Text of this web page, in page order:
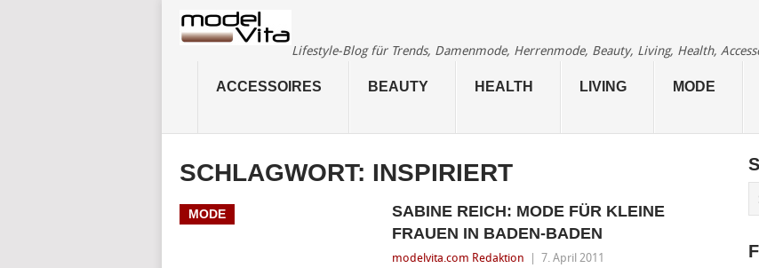
Lifestyle-Blog für Trends, Damenmode, Herrenmode, Beauty, Living, Health,
ACCESSOIRES BEAUTY HEALTH LIVING MODE
SCHLAGWORT: INSPIRIERT
MODE
SABINE REICH: MODE FÜR KLEINE
FRAUEN IN BADEN-BADEN
modelvita.com Redaktion 7. April 2011